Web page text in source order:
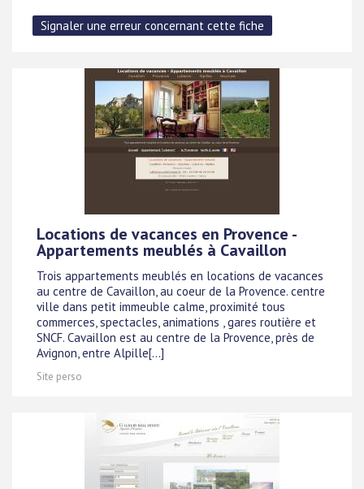
Locations de vacances en Provence -
Appartements meublés à Cavaillon
Trois appartements meublés en locations de vacances
au centre de Cavaillon, au coeur de la Provence. centre
ville dans petit immeuble calme, proximité tous
commerces, spectacles, animations , gares routière et
SNCF. Cavaillon est au centre de la Provence, près de
Avignon, entre Alpille[...]
Site perso